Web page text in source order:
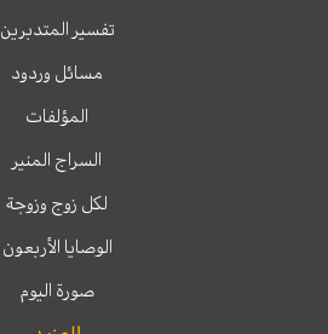
تفسير المتدبرين
مسائل وردود
المؤلفات
السراج المنير
لكل زوج وزوجة
الوصايا الأربعون
صورة اليوم